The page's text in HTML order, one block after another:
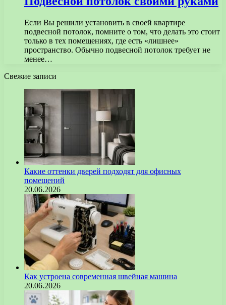
Если Вы решили установить в своей квартире
подвесной потолок, помните о том, что делать это стоит
только в тех помещениях, где есть «лишнее»
пространство. Обычно подвесной потолок требует не
менее…
Свежие записи
Какие оттенки дверей подходят для офисных
помещений
20.06.2026
Как устроена современная швейная машина
20.06.2026